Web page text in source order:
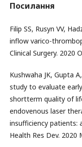
Посилання
Filip SS, Rusyn VV,
inflow varico-
Clinical Surgery. 2020
Kushwaha JK, Gupta
study to evaluate
shortterm quality of
endovenous laser
insufficiency patients:
Health Res Dev. 2020